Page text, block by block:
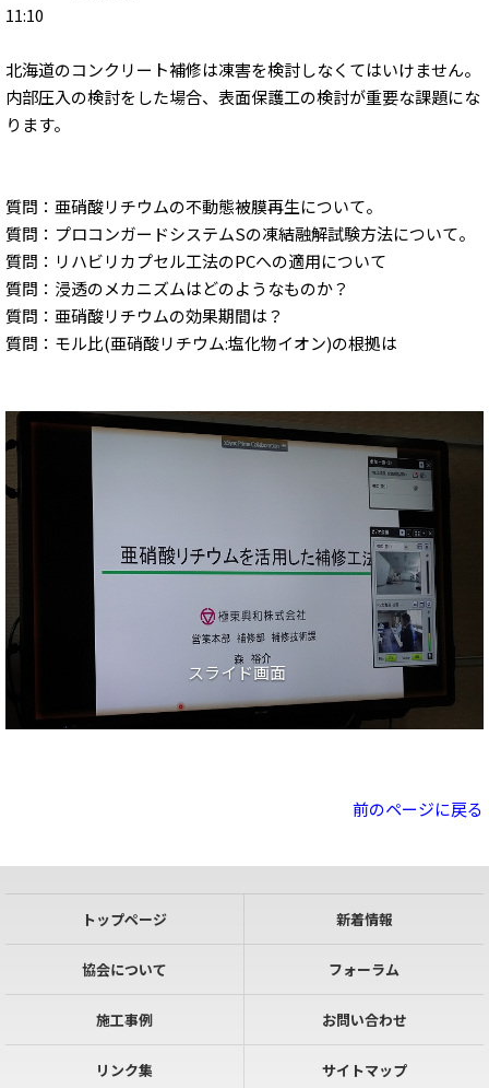
11:10
北海道のコンクリート補修は凍害を検討しなくてはいけません。
内部圧入の検討をした場合、表面保護工の検討が重要な課題にな
ります。
質問：亜硝酸リチウムの不動態被膜再生について。
質問：プロコンガードシステムSの凍結融解試験方法について。
質問：リハビリカプセル工法のPCへの適用について
質問：浸透のメカニズムはどのようなものか？
質問：亜硝酸リチウムの効果期間は？
質問：モル比(亜硝酸リチウム:塩化物イオン)の根拠は
スライド画面
前のページに戻る
トップページ 新着情報
協会について フォーラム
施工事例 お問い合わせ
リンク集 サイトマップ